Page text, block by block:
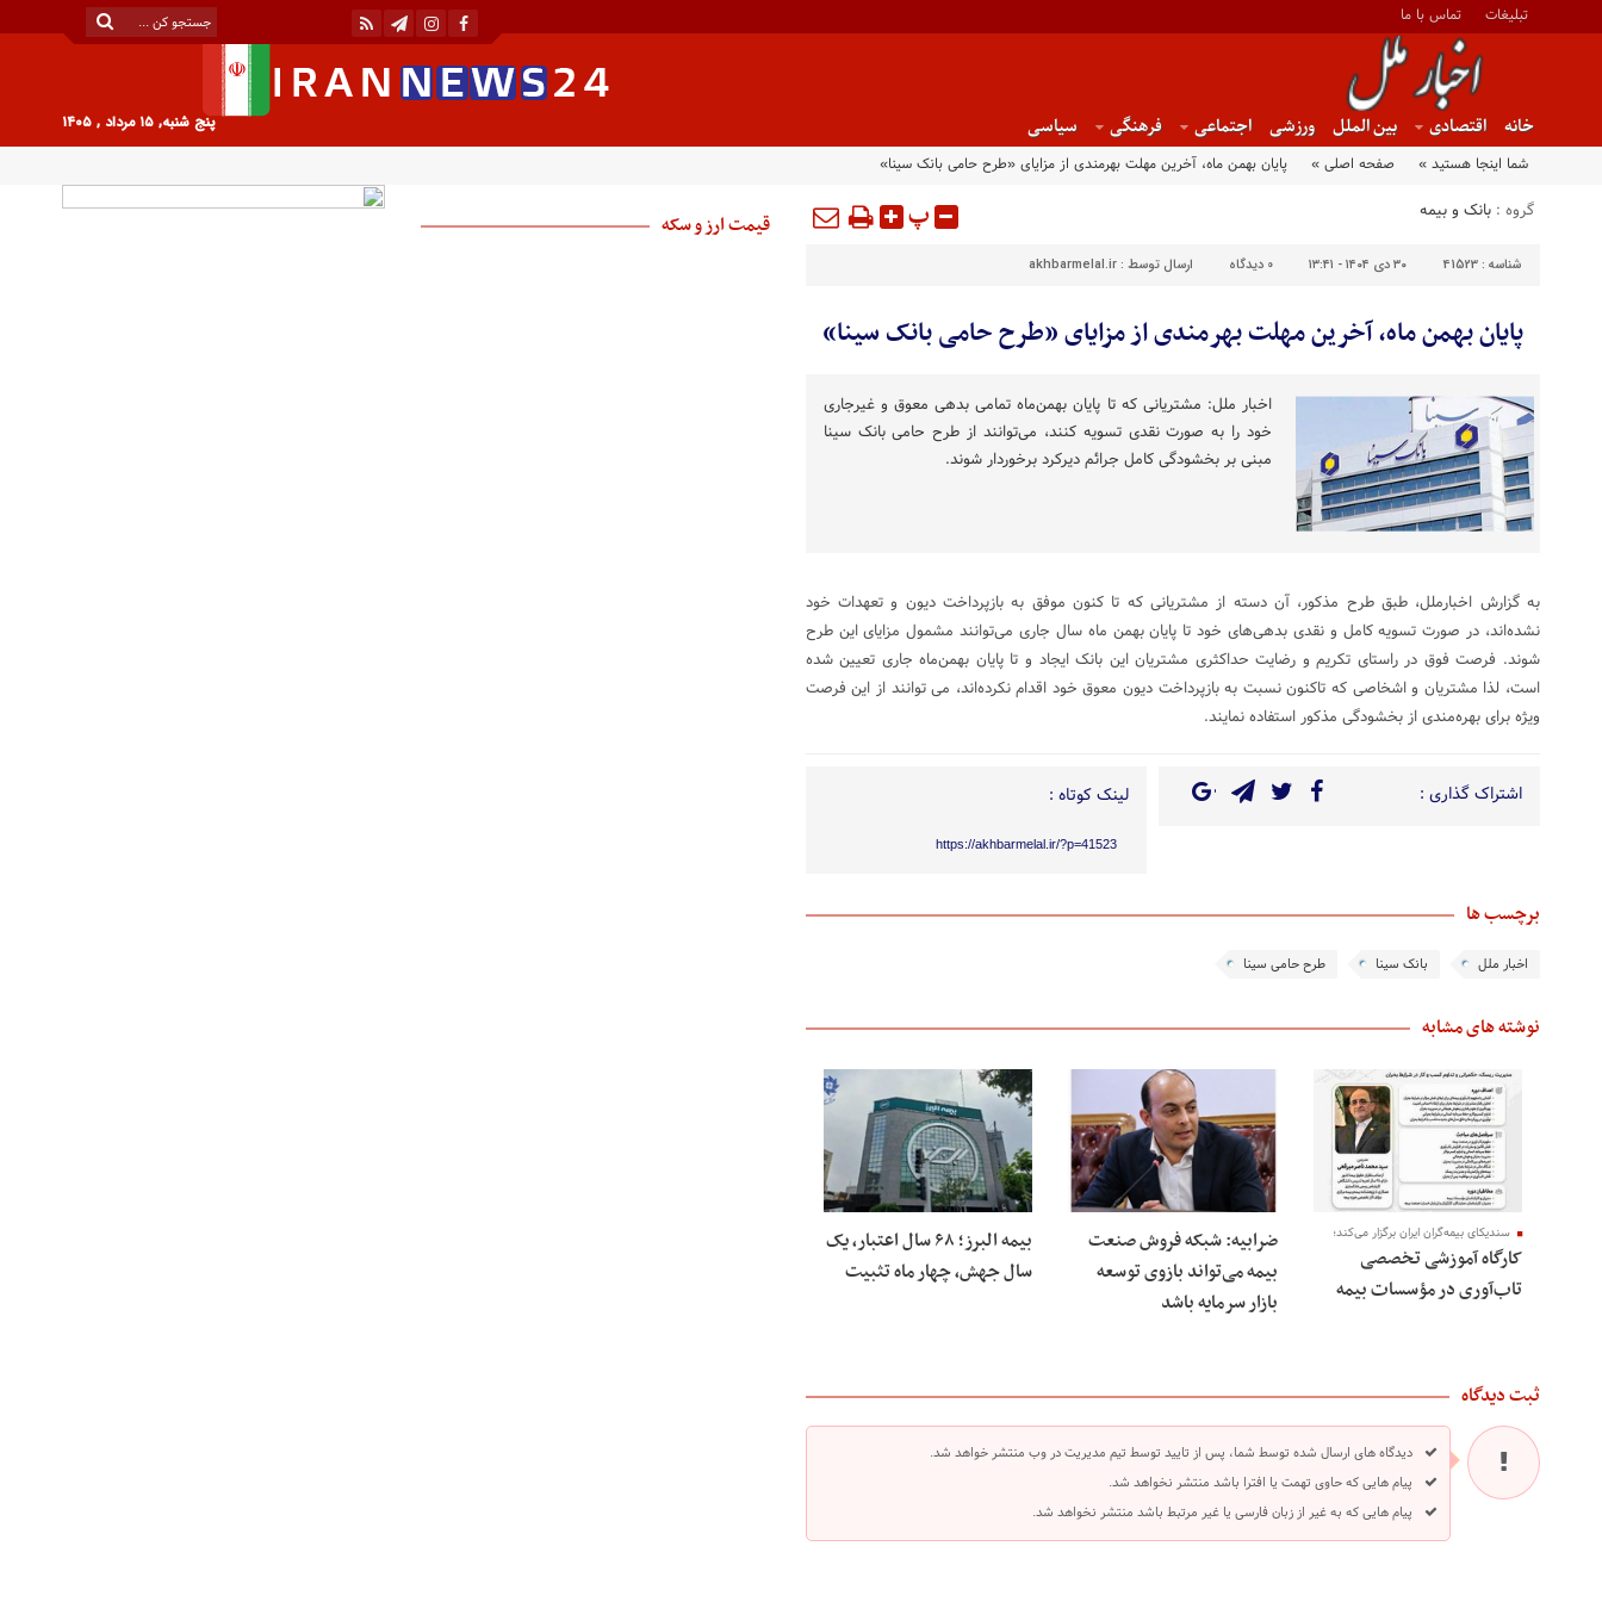
تبلیغات تماس با ما
خانه اقتصادی بین الملل ورزشی اجتماعی فرهنگی سیاسی پنج شنبه, ۱۵ مرداد , ۱۴۰۵
شما اینجا هستید » صفحه اصلی » پایان بهمن ماه، آخرین مهلت بهرمندی از مزایای «طرح حامی بانک سینا»
گروه : بانک و بیمه پ
شناسه : 41523 ۳۰ دی ۱۴۰۴ - ۱۳:۴۱ 0 دیدگاه ارسال توسط : akhbarmelal.ir
پایان بهمن ماه، آخرین مهلت بهرمندی از مزایای «طرح حامی بانک سینا»
اخبار ملل: مشتریانی که تا پایان بهمن‌ماه تمامی بدهی معوق و غیرجاری
خود را به صورت نقدی تسویه کنند، می‌توانند از طرح حامی بانک سینا
مبنی بر بخشودگی کامل جرائم دیرکرد برخوردار شوند.
به گزارش اخبارملل، طبق طرح مذکور، آن دسته از مشتریانی که تا کنون موفق به بازپرداخت دیون و تعهدات خود
نشده‌اند، در صورت تسویه کامل و نقدی بدهی‌های خود تا پایان بهمن ماه سال جاری می‌توانند مشمول مزایای این طرح
شوند. فرصت فوق در راستای تکریم و رضایت حداکثری مشتریان این بانک ایجاد و تا پایان بهمن‌ماه جاری تعیین شده
است، لذا مشتریان و اشخاصی که تاکنون نسبت به بازپرداخت دیون معوق خود اقدام نکرده‌اند، می توانند از این فرصت
ویژه برای بهره‌مندی از بخشودگی مذکور استفاده نمایند.
اشتراک گذاری : لینک کوتاه :
https://akhbarmelal.ir/?p=41523
برچسب ها
اخبار ملل بانک سینا طرح حامی سینا
نوشته های مشابه
سندیکای بیمه‌گران ایران برگزار می‌کند؛
کارگاه آموزشی تخصصی
تاب‌آوری در مؤسسات بیمه
ضرابیه: شبکه فروش صنعت
بیمه می‌تواند بازوی توسعه
بازار سرمایه باشد
بیمه البرز؛ ۶۸ سال اعتبار، یک
سال جهش، چهار ماه تثبیت
ثبت دیدگاه
دیدگاه های ارسال شده توسط شما، پس از تایید توسط تیم مدیریت در وب منتشر خواهد شد.
پیام هایی که حاوی تهمت یا افترا باشد منتشر نخواهد شد.
پیام هایی که به غیر از زبان فارسی یا غیر مرتبط باشد منتشر نخواهد شد.
قیمت ارز و سکه